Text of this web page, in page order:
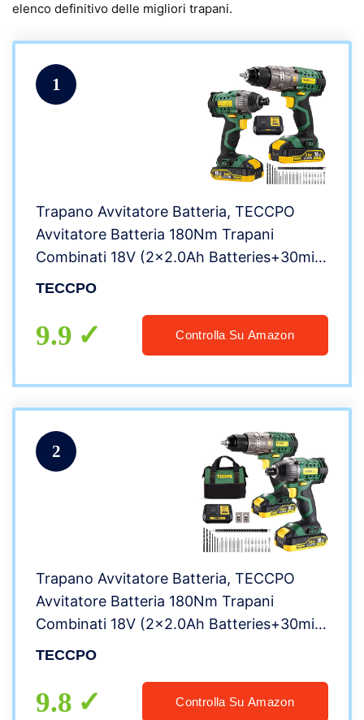
elenco definitivo delle migliori trapani.
1
Trapano Avvitatore Batteria, TECCPO
Avvitatore Batteria 180Nm Trapani
Combinati 18V (2×2.0Ah Batteries+30min
Caricatore Rapido+13mm Mandrino
TDCK01P
TECCPO
9.9 Controlla Su Amazon
2
Trapano Avvitatore Batteria, TECCPO
Avvitatore Batteria 180Nm Trapani
Combinati 18V (2×2.0Ah Batteries+30min
Caricatore Rapido+13mm Mandrino
TECCPO
9.8 Controlla Su Amazon